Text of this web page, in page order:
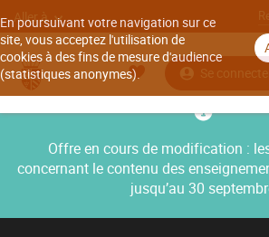
En poursuivant votre navigation sur ce
site, vous acceptez l'utilisation de
cookies à des fins de mesure d'audience
(statistiques anonymes).
Aller à
Se connecter
Offre en cours de modification :
concernant le contenu des
jusqu’au 30